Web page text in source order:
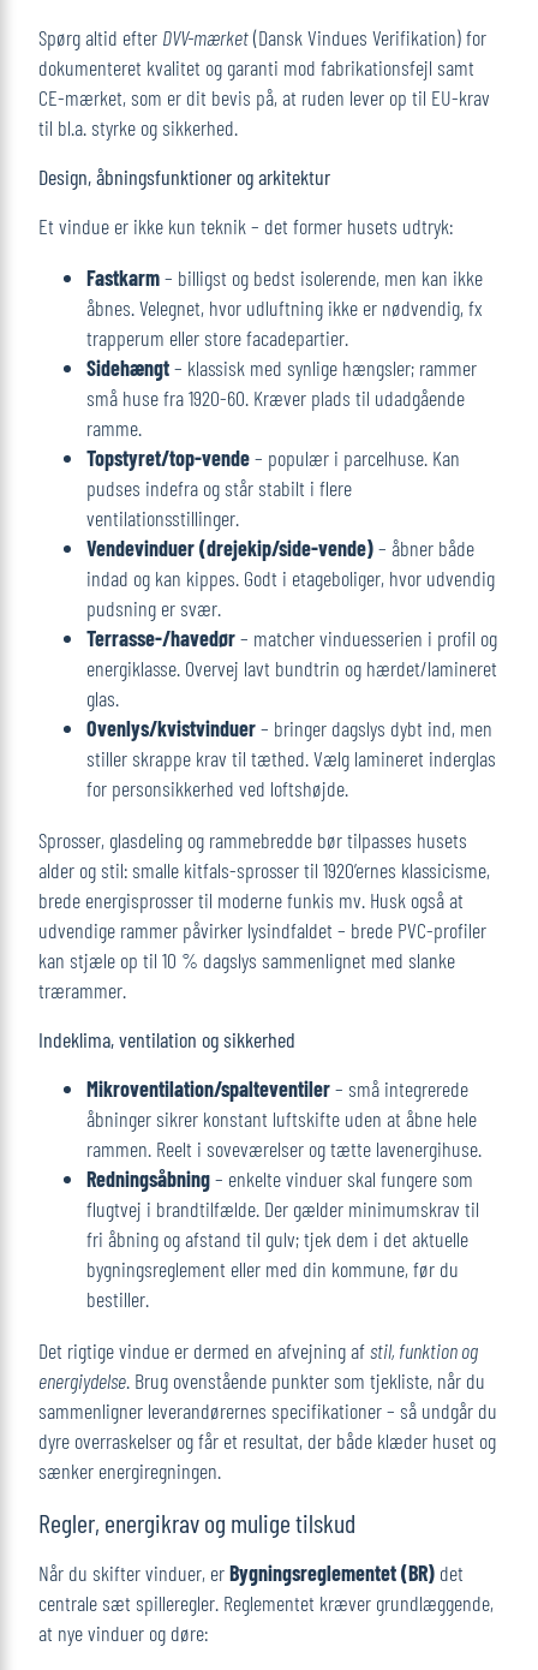
Spørg altid efter DVV-mærket(Dansk Vindues Verifikation) for
dokumenteret kvalitet og garanti mod fabrikationsfejl samt
CE-mærket, som er dit bevis på, at ruden lever op til EU-krav
til bl.a. styrke og sikkerhed.
Design, åbningsfunktioner og arkitektur
Et vindue er ikke kun teknik – det former husets udtryk:
Fastkarm– billigst og bedst isolerende, men kan ikke
åbnes. Velegnet, hvor udluftning ikke er nødvendig, fx
trapperum eller store facade­partier.
Sidehængt– klassisk med synlige hængsler; rammer
små huse fra 1920-60. Kræver plads til udadgående
ramme.
Topstyret/top-vende– populær i parcelhuse. Kan
pudses indefra og står stabilt i flere
ventilationsstillinger.
Vendevinduer (drejekip/side-vende)– åbner både
indad og kan kippes. Godt i etage­boliger, hvor udvendig
pudsning er svær.
Terrasse-/havedør– matcher vinduesserien i profil og
energiklasse. Overvej lavt bund­trin og hærdet/lamineret
glas.
Ovenlys/kvistvinduer– bringer dagslys dybt ind, men
stiller skrappe krav til tæthed. Vælg lamineret inderglas
for personsikkerhed ved loftshøjde.
Sprosser, glasdeling og rammebredde bør tilpasses husets
alder og stil: smalle kitfals-sprosser til 1920’ernes klassicisme,
brede energisprosser til moderne funkis mv. Husk også at
udvendige rammer påvirker lysindfaldet – brede PVC-profiler
kan stjæle op til 10 % dagslys sammenlignet med slanke
trærammer.
Indeklima, ventilation og sikkerhed
Mikroventilation/spalteventiler– små integrerede
åbninger sikrer konstant luftskifte uden at åbne hele
rammen. Reelt i soveværelser og tætte lavenergihuse.
Redningsåbning– enkelte vinduer skal fungere som
flugtvej i brandtilfælde. Der gælder minimums­krav til
fri åbning og afstand til gulv; tjek dem i det aktuelle
bygningsreglement eller med din kommune, før du
bestiller.
Det rigtige vindue er dermed en afvejning afstil, funktion og
energiydelse. Brug ovenstående punkter som tjekliste, når du
sammenligner leverandørernes specifikationer – så undgår du
dyre overraskelser og får et resultat, der både klæder huset og
sænker energiregningen.
Regler, energikrav og mulige tilskud
Når du skifter vinduer, erBygningsreglementet (BR) det
centrale sæt spilleregler. Reglementet kræver grundlæggende,
at nye vinduer og døre: